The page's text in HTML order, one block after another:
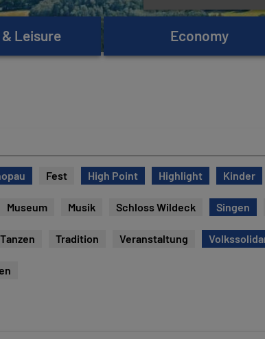
Leisure Economy
Fest High Point Highlight Kinder
Museum Musik Schloss Wildeck Singen
Tanzen Tradition Veranstaltung